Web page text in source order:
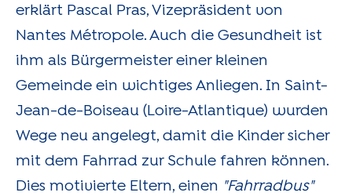
erklärt Pascal Pras, Vizepräsident von
Nantes Métropole. Auch die Gesundheit ist
ihm als Bürgermeister einer kleinen
Gemeinde ein wichtiges Anliegen. In Saint-
Jean-de-Boiseau (Loire-Atlantique) wurden
Wege neu angelegt, damit die Kinder sicher
mit dem Fahrrad zur Schule fahren können.
Dies motivierte Eltern, einen "Fahrradbus"